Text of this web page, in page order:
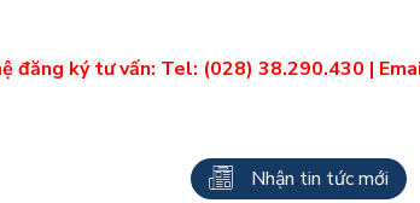
đăng ký tư vấn: Tel: (028) 38.290.430 |
Nhận tin tức mới